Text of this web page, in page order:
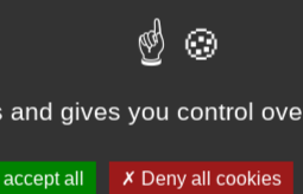
gives you control
accept all Deny all cookies